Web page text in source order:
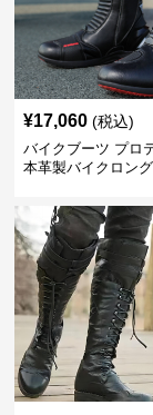
¥17,060 (税込)
バイクブーツ プロ
本革製バイクロン